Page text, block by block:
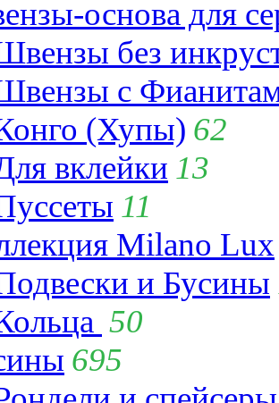
основа для
без
с
(Хупы) 62
вклейки 13
11
Milano Lux
и Бусины
50
695